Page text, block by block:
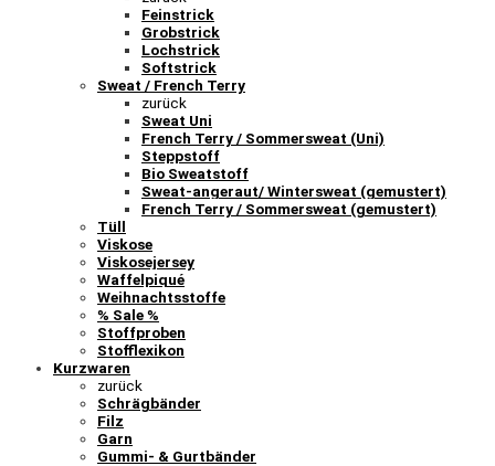
Feinstrick
Grobstrick
Lochstrick
Softstrick
Sweat / French Terry
zurück
Sweat Uni
French Terry / Sommersweat (Uni)
Steppstoff
Bio Sweatstoff
Sweat-angeraut/ Wintersweat (gemustert)
French Terry / Sommersweat (gemustert)
Tüll
Viskose
Viskosejersey
Waffelpiqué
Weihnachtsstoffe
% Sale %
Stoffproben
Stofflexikon
Kurzwaren
zurück
Schrägbänder
Filz
Garn
Gummi- & Gurtbänder